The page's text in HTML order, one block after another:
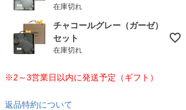
在庫切れ
チャコールグレー（ガーゼ）
セット
在庫切れ
※2～3営業日以内に発送予定（ギフト）
返品特約について